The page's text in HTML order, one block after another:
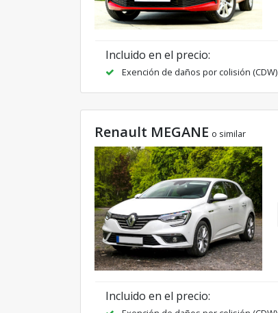
Incluido en el precio:
Exención de daños por colisión (CDW)
Renault MEGANE o similar
Incluido en el precio: